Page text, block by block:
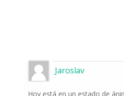
Jaroslav
Hoy está en un estado de